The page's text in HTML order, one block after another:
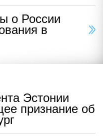
о России
в
Эстонии
признание об